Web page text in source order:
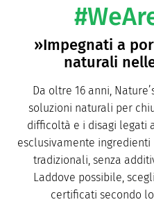
»Impegnati a
naturali
Da oltre 16 anni,
soluzioni naturali per
difficoltà e i disagi legati
esclusivamente
tradizionali, senza
Laddove possibile,
certificati secondo